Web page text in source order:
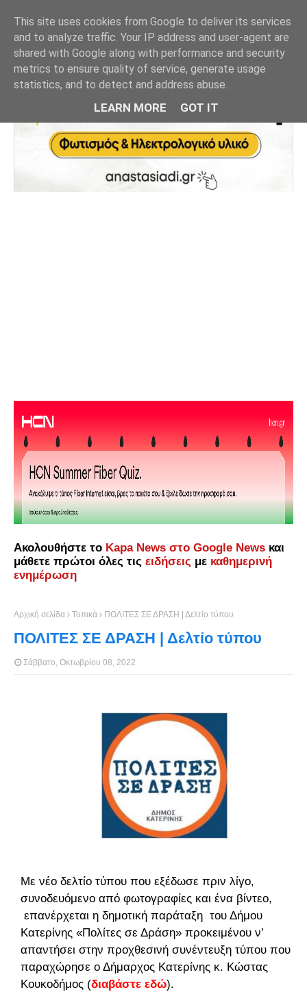
Ακολουθήστε το Kapa News στο Google News και
μάθετε πρώτοι όλες τις ειδήσεις με καθημερινή
ενημέρωση
Αρχική σελίδα Τοπικά ΠΟΛΙΤΕΣ ΣΕ ΔΡΑΣΗ | Δελτίο τύπου
ΠΟΛΙΤΕΣ ΣΕ ΔΡΑΣΗ | Δελτίο τύπου
Σάββατο, Οκτωβρίου 08, 2022
Με νέο δελτίο τύπου που εξέδωσε πριν λίγο,
συνοδευόμενο από φωτογραφίες και ένα βίντεο,
επανέρχεται η δημοτική παράταξη του Δήμου
Κατερίνης «Πολίτες σε Δράση» προκειμένου ν’
απαντήσει στην προχθεσινή συνέντευξη τύπου που
παραχώρησε ο Δήμαρχος Κατερίνης κ. Κώστας
Κουκοδήμος (διαβάστε εδώ).
This site uses cookies from Google to deliver its services
and to analyze traffic. Your IP address and user-agent are
shared with Google along with performance and security
metrics to ensure quality of service, generate usage
statistics, and to detect and address abuse.
LEARN MORE GOT IT